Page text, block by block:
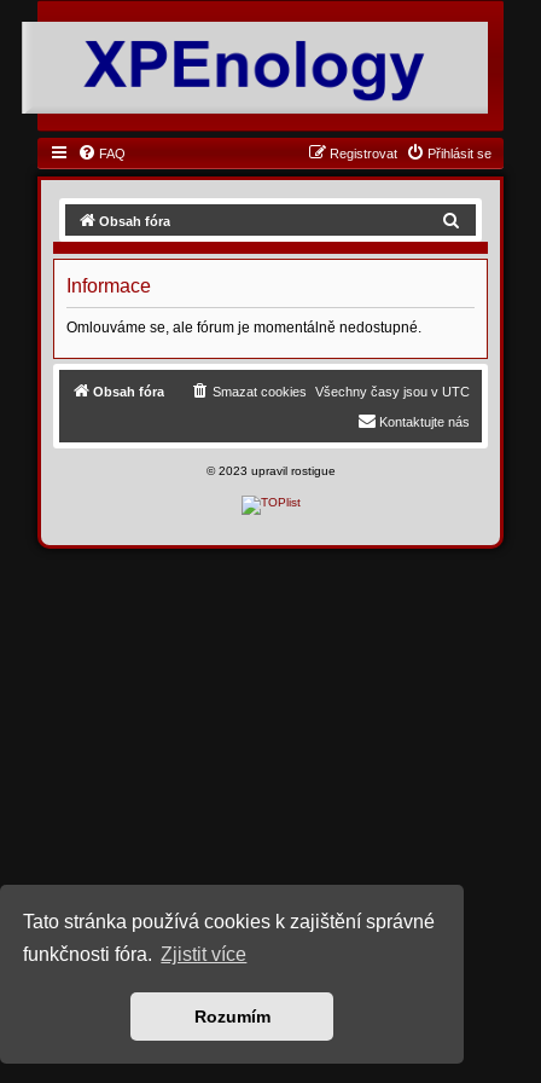
Tato stránka používá cookies k zajištění správné
funkčnosti fóra. Zjistit více
Rozumím
FAQ Přihlásit se
Registrovat
Obsah fóra
d
t
Informace
Omlouváme se, ale fórum je momentálně nedostupné.
Obsah fóra Všechny časy jsou v UTC
Smazat cookies
Kontaktujte nás
©2023 upravil rostigue